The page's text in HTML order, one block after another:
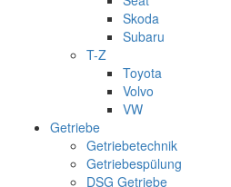
Skoda
Subaru
T-Z
Toyota
Volvo
VW
Getriebe
Getriebetechnik
Getriebespülung
DSG Getriebe